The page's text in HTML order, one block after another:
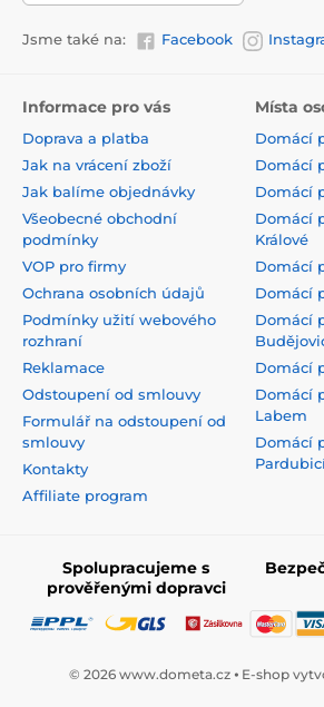
Jsme také na: Facebook
Informace pro vás
Doprava a platba
Jak na vrácení zboží
Jak balíme objednávky
Všeobecné obchodní
podmínky
VOP pro firmy
Ochrana osobních údajů
Podmínky užití webového
rozhraní
Reklamace
Odstoupení od smlouvy
Formulář na odstoupení od
smlouvy
Kontakty
Affiliate program
Místa
Domácí
Domácí
Domácí
Domácí
Králové
Domácí
Domácí
Domácí
Domácí
Domácí
Labem
Domácí
Spolupracujeme s
prověřenými dopravci
© 2026 www.dometa.cz ⦁ E-shop